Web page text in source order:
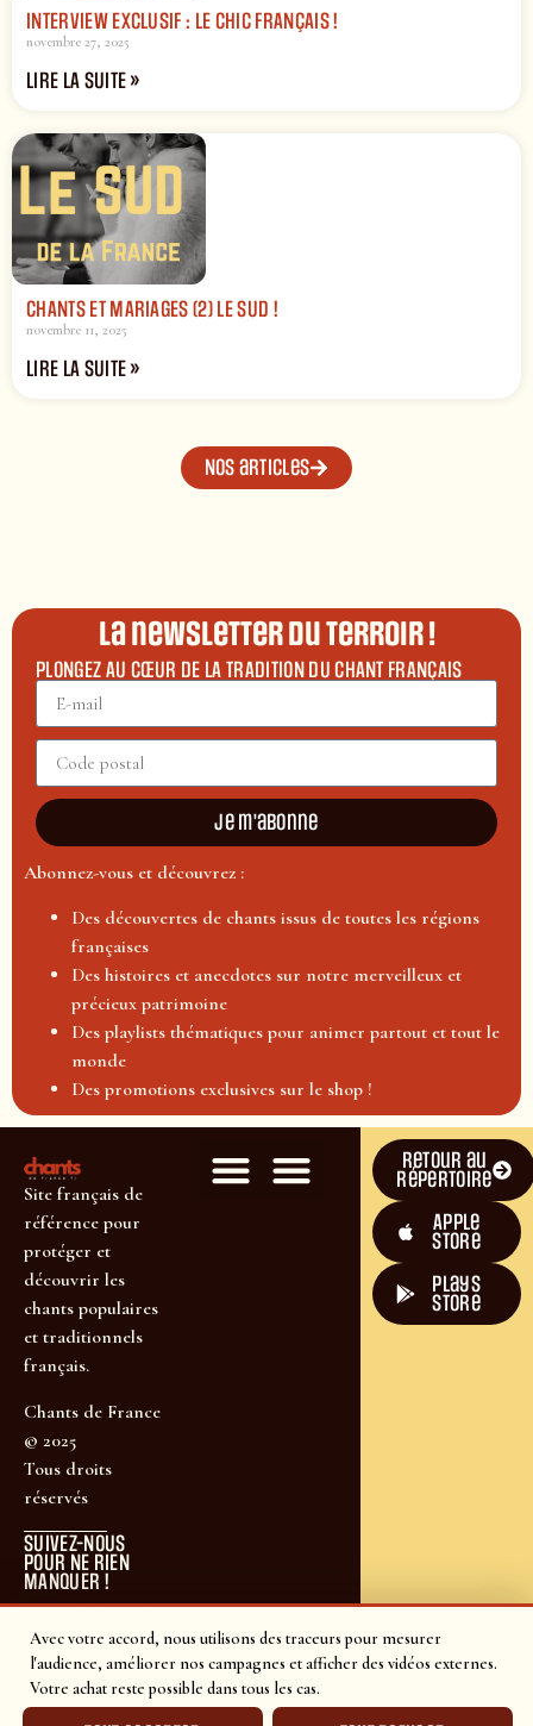
Avec votre accord, nous utilisons des traceurs pour mesurer
l'audience, améliorer nos campagnes et afficher des vidéos externes.
Votre achat reste possible dans tous les cas.
INTERVIEW EXCLUSIF : LE CHIC FRANÇAIS !
novembre 27, 2025
LIRE LA SUITE »
CHANTS ET MARIAGES (2) LE SUD !
novembre 11, 2025
LIRE LA SUITE »
Nos articles
La newsletter du terroir !
PLONGEZ AU CŒUR DE LA TRADITION DU CHANT FRANÇAIS
Je m'abonne
Abonnez-vous et découvrez :
Des découvertes de chants issus de toutes les régions
françaises
Des histoires et anecdotes sur notre merveilleux et
précieux patrimoine
Des playlists thématiques pour animer partout et tout le
monde
Des promotions exclusives sur le shop !
Site français de
référence pour
protéger et
découvrir les
chants populaires
et traditionnels
français.
Chants de France
© 2025
Tous droits
réservés
SUIVEZ-NOUS
POUR NE RIEN
MANQUER !
Retour au
répertoire
Apple
Store
plays
store